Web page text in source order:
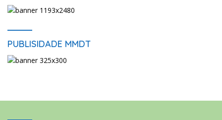
PUBLISIDADE MMDT